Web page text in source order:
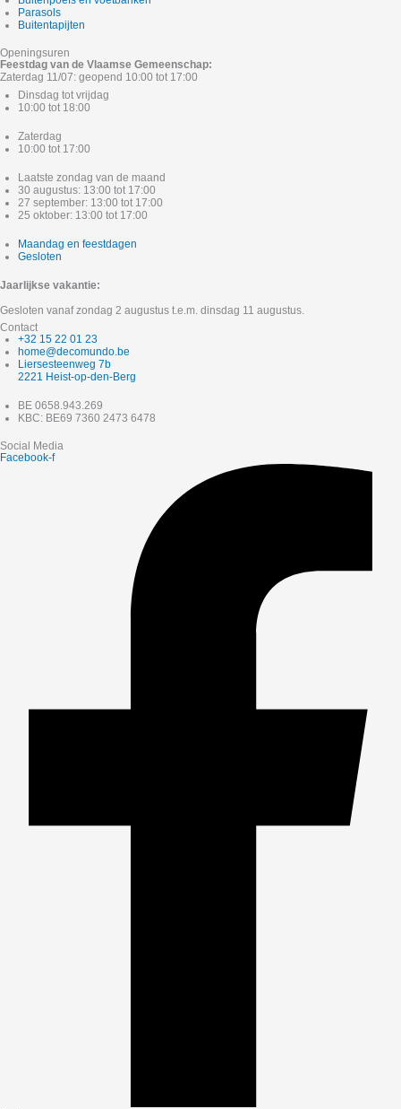
Parasols
Buitentapijten
Openingsuren
Feestdag van de Vlaamse Gemeenschap:
Zaterdag 11/07: geopend 10:00 tot 17:00
Dinsdag tot vrijdag
10:00 tot 18:00
Zaterdag
10:00 tot 17:00
Laatste zondag van de maand
30 augustus: 13:00 tot 17:00
27 september: 13:00 tot 17:00
25 oktober: 13:00 tot 17:00
Maandag en feestdagen
Gesloten
Jaarlijkse vakantie:
Gesloten vanaf zondag 2 augustus t.e.m. dinsdag 11 augustus.
Contact
+32 15 22 01 23
home@decomundo.be
Liersesteenweg 7b
2221 Heist-op-den-Berg
BE 0658.943.269
KBC: BE69 7360 2473 6478
Social Media
Facebook-f